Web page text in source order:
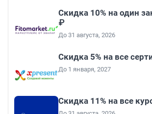
Скидка 10% на один
₽
До 31 августа, 2026
Скидка 5% на все
До 1 января, 2027
Скидка 11% на все